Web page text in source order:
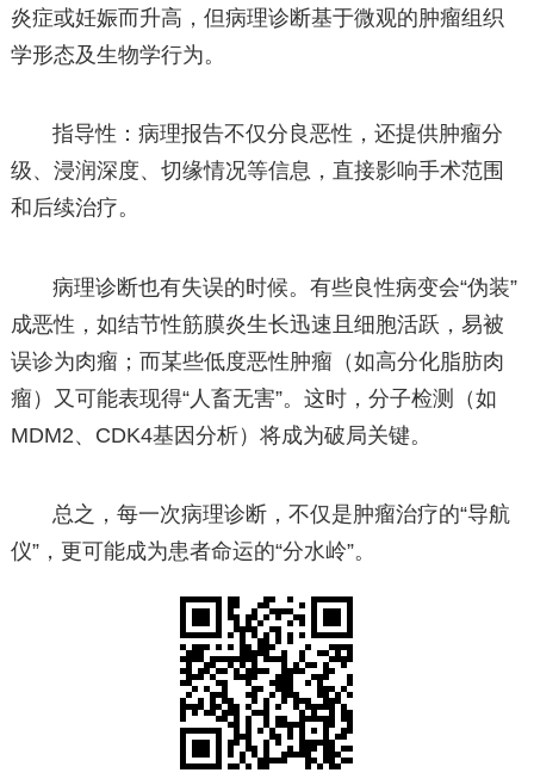
炎症或妊娠而升高，但病理诊断基于微观的肿瘤组织
学形态及生物学行为。
指导性：病理报告不仅分良恶性，还提供肿瘤分
级、浸润深度、切缘情况等信息，直接影响手术范围
和后续治疗。
病理诊断也有失误的时候。有些良性病变会“伪装”
成恶性，如结节性筋膜炎生长迅速且细胞活跃，易被
误诊为肉瘤；而某些低度恶性肿瘤（如高分化脂肪肉
瘤）又可能表现得“人畜无害”。这时，分子检测（如
MDM2、CDK4基因分析）将成为破局关键。
总之，每一次病理诊断，不仅是肿瘤治疗的“导航
仪”，更可能成为患者命运的“分水岭”。